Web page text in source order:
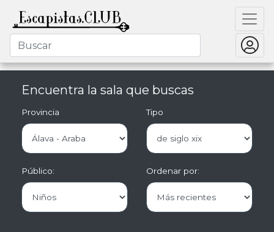
Encuentra la sala que buscas
Provincia Tipo
Público: Ordenar por: